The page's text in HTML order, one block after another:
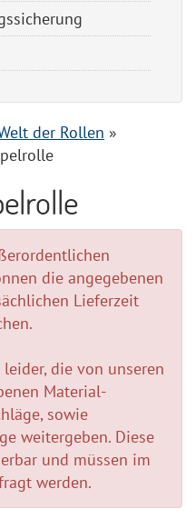
der Rollen »
die angegebenen
Lieferzeit
die von unseren
Material-
sowie
weitergeben. Diese
und müssen im
werden.